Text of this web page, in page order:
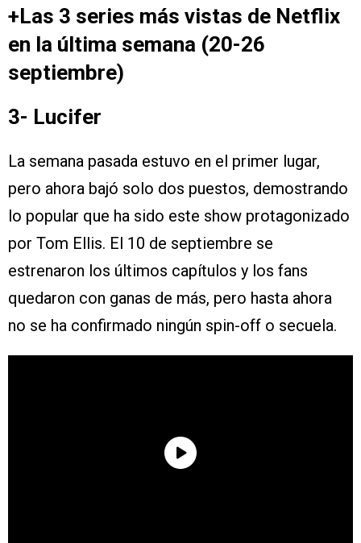
+Las 3 series más vistas de Netflix
en la última semana (20-26
septiembre)
3- Lucifer
La semana pasada estuvo en el primer lugar,
pero ahora bajó solo dos puestos, demostrando
lo popular que ha sido este show protagonizado
por Tom Ellis. El 10 de septiembre se
estrenaron los últimos capítulos y los fans
quedaron con ganas de más, pero hasta ahora
no se ha confirmado ningún spin-off o secuela.